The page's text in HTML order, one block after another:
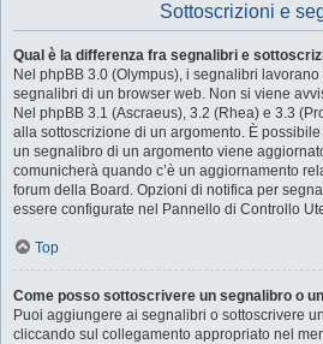
Sottoscrizioni e
Qual è la differenza fra segnalibri e
Nel phpBB 3.0 (Olympus), i segnalibri
segnalibri di un browser web. Non si viene
Nel phpBB 3.1 (Ascraeus), 3.2 (Rhea) e 3.3
alla sottoscrizione di un argomento. È
un segnalibro di un argomento viene
comunicherà quando c’è un aggiornamento
forum della Board. Opzioni di notifica per
essere configurate nel Pannello di Controllo
Top
Come posso sottoscrivere un segnalibro o
Puoi aggiungere ai segnalibri o sottoscrivere
cliccando sul collegamento appropriato nel